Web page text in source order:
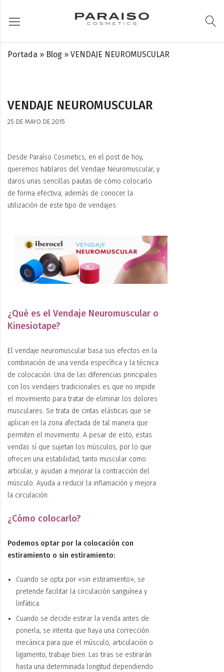
Portada » Blog » VENDAJE NEUROMUSCULAR
VENDAJE NEUROMUSCULAR
25 DE MAYO DE 2015
Desde Paraíso Cosmetics, en el post de hoy,
queremos hablaros del Vendaje Neuromuscular, y
daros unas sencillas pautas de cómo colocarlo
de forma efectiva, además de conocer la
utilización de este tipo de vendajes.
¿Qué es el Vendaje Neuromuscular o
Kinesiotape?
El vendaje neuromuscular basa sus efectos en la
combinación de una venda específica y la técnica
de colocación. Una de las diferencias principales
con los vendajes tradicionales es que no impide
el movimiento para tratar de eliminar los dolores
musculares. Se trata de cintas elásticas que se
aplican en la zona afectada de tal manera que
permiten el movimiento. A pesar de esto, estas
vendas sí que sujetan los músculos, por lo que
ofrecen una estabilidad, tanto muscular como
articular, y ayudan a mejorar la contracción del
músculo. Ayuda a reducir la inflamación y mejora
la circulación.
¿Cómo colocarlo?
Podemos optar por la colocación con
estiramiento o sin estiramiento:
Cuando se opta por «sin estiramiento», se
pretende facilitar la circulación sanguínea y
linfática.
Cuando se decide estirar la venda antes de
ponerla, se intenta que haya una corrección
mecánica para que el músculo, articulación o
ligamento, trabaje bien. Las tiras se estirarán
hasta una determinada longitud dependiendo